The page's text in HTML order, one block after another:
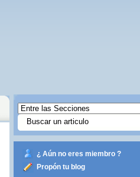
¿ Aún no eres miembro ?
Propón tu blog